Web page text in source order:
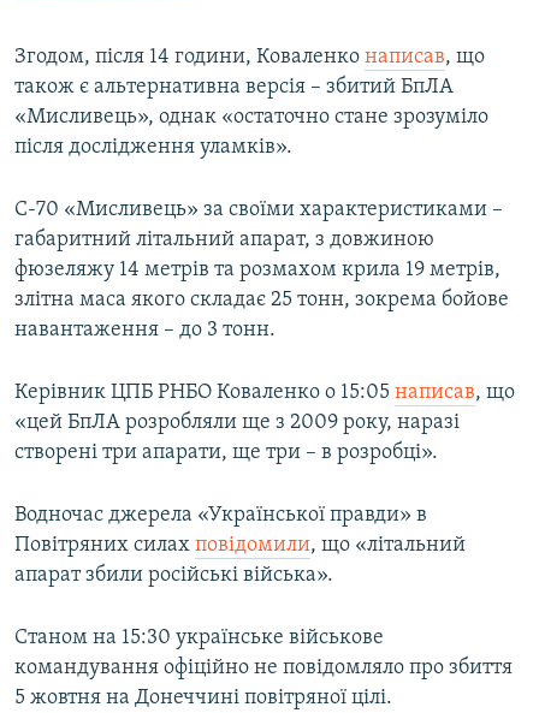
Згодом, після 14 години, Коваленко написав, що
також є альтернативна версія – збитий БпЛА
«Мисливець», однак «остаточно стане зрозуміло
після дослідження уламків».
С-70 «Мисливець» за своїми характеристиками –
габаритний літальний апарат, з довжиною
фюзеляжу 14 метрів та розмахом крила 19 метрів,
злітна маса якого складає 25 тонн, зокрема бойове
навантаження – до 3 тонн.
Керівник ЦПБ РНБО Коваленко о 15:05 написав, що
«цей БпЛА розробляли ще з 2009 року, наразі
створені три апарати, ще три – в розробці».
Водночас джерела «Української правди» в
Повітряних силах повідомили, що «літальний
апарат збили російські війська».
Станом на 15:30 українське військове
командування офіційно не повідомляло про збиття
5 жовтня на Донеччині повітряної цілі.